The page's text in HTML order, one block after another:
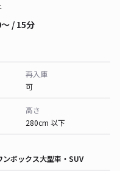
/ 15分
再入庫
可
高さ
280cm 以下
ンボックス大型車・SUV